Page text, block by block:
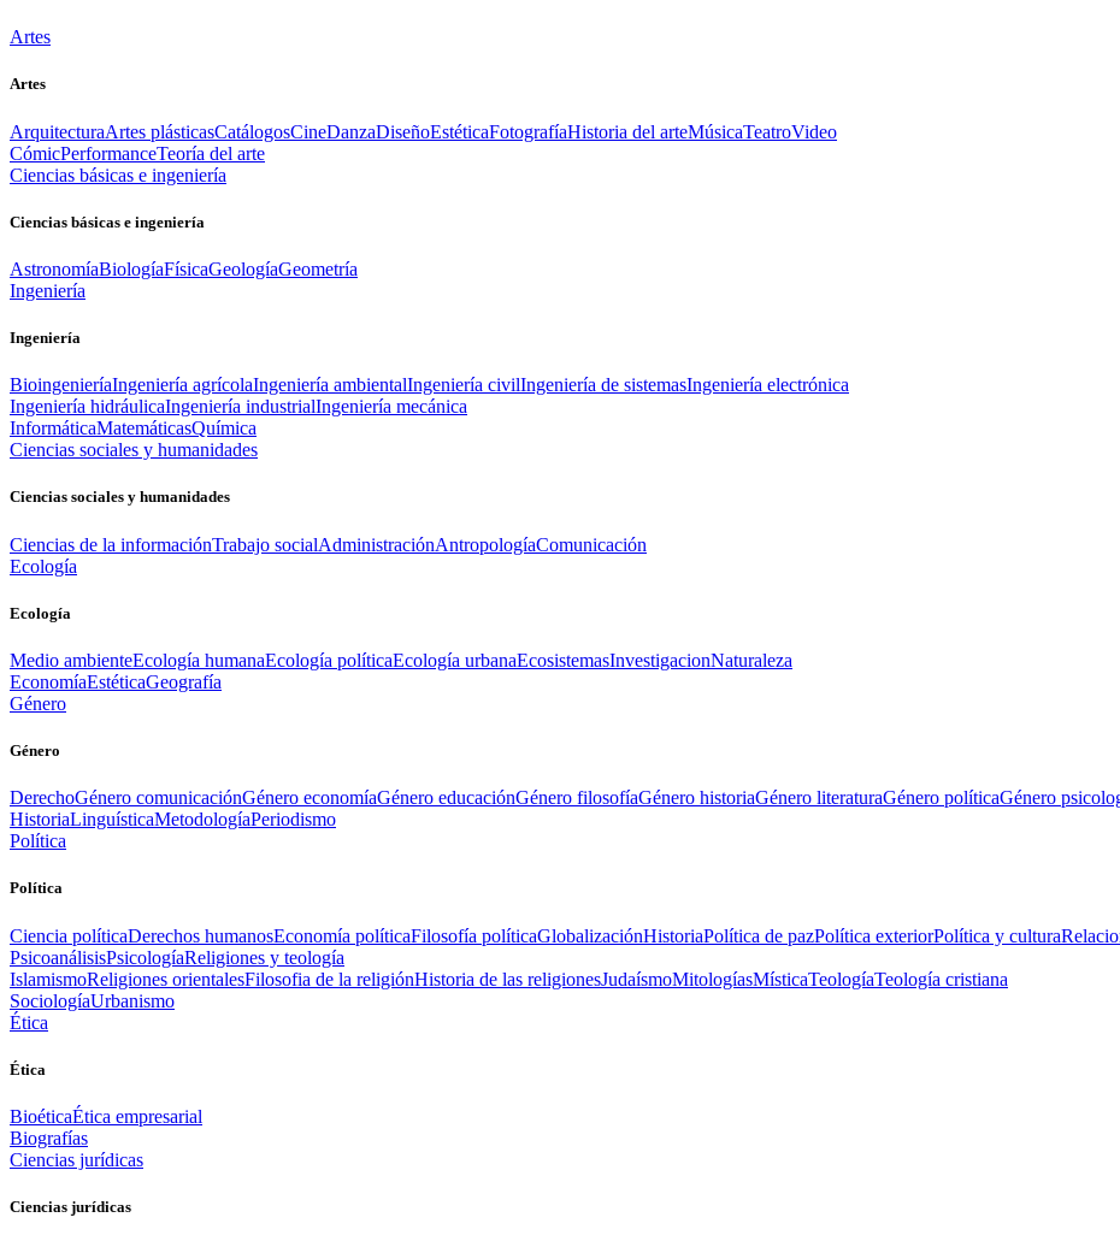
Artes
Artes
ArquitecturaArtes plásticasCatálogosCineDanzaDiseñoEstéticaFotografíaHistoria del arteMúsicaTeatroVideo
CómicPerformanceTeoría del arte
Ciencias básicas e ingeniería
Ciencias básicas e ingeniería
AstronomíaBiologíaFísicaGeologíaGeometría
Ingeniería
Ingeniería
BioingenieríaIngeniería agrícolaIngeniería ambientalIngeniería civilIngeniería de sistemasIngeniería electrónica
Ingeniería hidráulicaIngeniería industrialIngeniería mecánica
InformáticaMatemáticasQuímica
Ciencias sociales y humanidades
Ciencias sociales y humanidades
Ciencias de la informaciónTrabajo socialAdministraciónAntropologíaComunicación
Ecología
Ecología
Medio ambienteEcología humanaEcología políticaEcología urbanaEcosistemasInvestigacionNaturaleza
EconomíaEstéticaGeografía
Género
Género
DerechoGénero comunicaciónGénero economíaGénero educaciónGénero filosofíaGénero historiaGénero literaturaGénero políticaGénero
HistoriaLinguísticaMetodologíaPeriodismo
Política
Política
Ciencia políticaDerechos humanosEconomía políticaFilosofía políticaGlobalizaciónHistoriaPolítica de pazPolítica exteriorPolítica y cultura
PsicoanálisisPsicologíaReligiones y teología
IslamismoReligiones orientalesFilosofia de la religiónHistoria de las religionesJudaísmoMitologíasMísticaTeologíaTeología cristiana
SociologíaUrbanismo
Ética
Ética
BioéticaÉtica empresarial
Biografías
Ciencias jurídicas
Ciencias jurídicas